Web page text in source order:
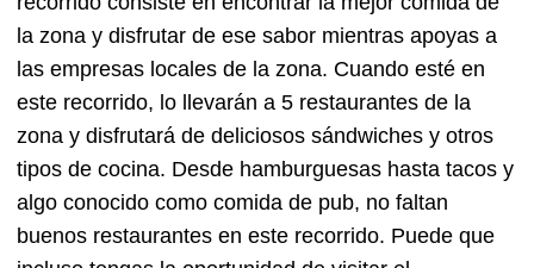
la zona y disfrutar de ese sabor mientras apoyas a
las empresas locales de la zona. Cuando esté en
este recorrido, lo llevarán a 5 restaurantes de la
zona y disfrutará de deliciosos sándwiches y otros
tipos de cocina. Desde hamburguesas hasta tacos y
algo conocido como comida de pub, no faltan
buenos restaurantes en este recorrido. Puede que